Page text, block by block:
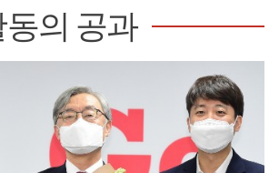
의 공과